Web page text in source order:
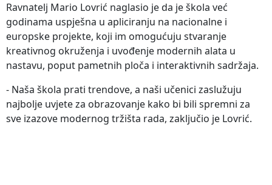
Ravnatelj Mario Lovrić naglasio je da je škola već
godinama uspješna u apliciranju na nacionalne i
europske projekte, koji im omogućuju stvaranje
kreativnog okruženja i uvođenje modernih alata u
nastavu, poput pametnih ploča i interaktivnih sadržaja.
- Naša škola prati trendove, a naši učenici zaslužuju
najbolje uvjete za obrazovanje kako bi bili spremni za
sve izazove modernog tržišta rada, zaključio je Lovrić.